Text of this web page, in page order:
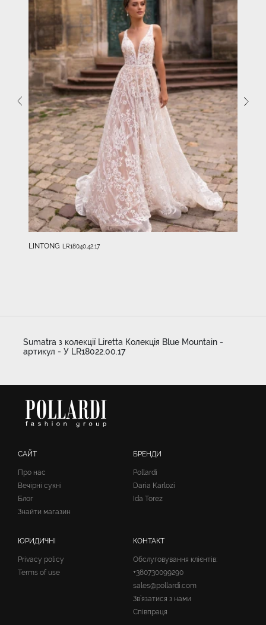
LINTONG LR18040.42.17
Sumatra з колекції Liretta Колекція Blue Mountain -
артикул - У LR18022.00.17
САЙТ
Про нас
Вечірні сукні
Блог
Знайти магазин
БРЕНДИ
Pollardi
Daria Karlozi
Ida Torez
ЮРИДИЧНІ
Privacy policy
Terms of use
КОНТАКТ
Обслуговування клієнтів:
+380730099290
sales@pollardi.com
Зв’язатися з нами
Співпраця